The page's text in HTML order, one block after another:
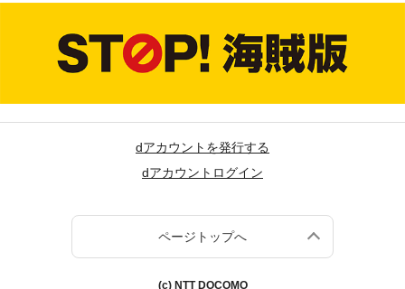
dアカウントを発行する
dアカウントログイン
ページトップへ
(c) NTT DOCOMO